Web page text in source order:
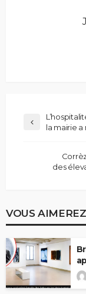
la mairie a
des
VOUS